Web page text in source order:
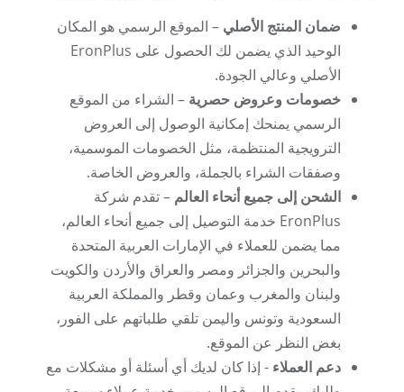
ضمان المنتج الأصلي – الموقع الرسمي هو المكان
الوحيد الذي يضمن لك الحصول على EronPlus
الأصلي وعالي الجودة.
خصومات وعروض حصرية – الشراء من الموقع
الرسمي يمنحك إمكانية الوصول إلى العروض
الترويجية المنتظمة، مثل الخصومات الموسمية،
وصفقات الشراء بالجملة، والعروض الخاصة.
الشحن إلى جميع أنحاء العالم – تقدم شركة
EronPlus خدمة التوصيل إلى جميع أنحاء العالم،
مما يضمن للعملاء في الإمارات العربية المتحدة
والبحرين والجزائر ومصر والعراق والأردن والكويت
ولبنان والمغرب وعمان وقطر والمملكة العربية
السعودية وتونس واليمن تلقي طلباتهم على الفور،
بغض النظر عن الموقع.
دعم العملاء - إذا كان لديك أي أسئلة أو مشكلات مع